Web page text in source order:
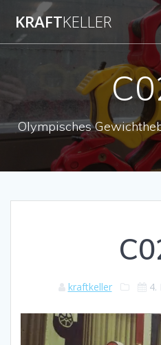
KRAFTKELLER
Olympisches
kraftkeller 4.